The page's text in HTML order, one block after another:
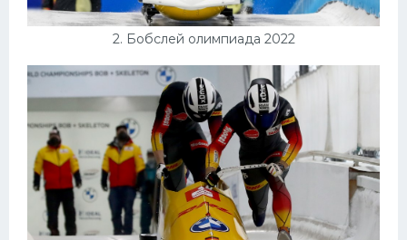
2. Бобслей олимпиада 2022